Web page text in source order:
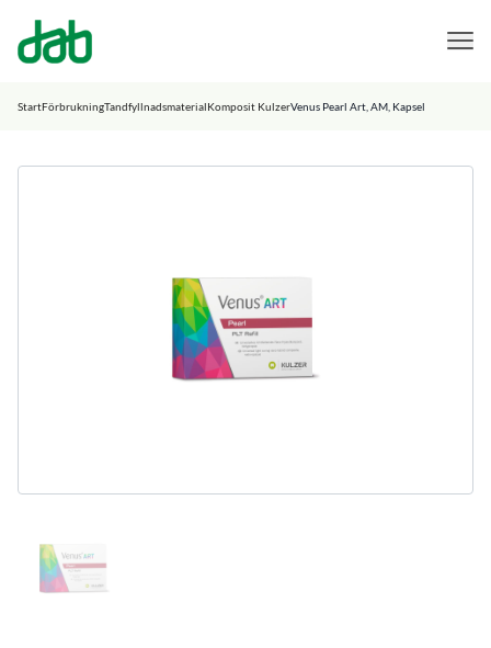
DAB Dental
StartFörbrukningTandfyllnadsmaterialKomposit KulzerVenus Pearl Art, AM, Kapsel